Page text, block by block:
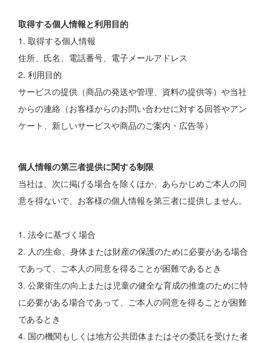
取得する個人情報と利用目的
1. 取得する個人情報
住所、氏名、電話番号、電子メールアドレス
2. 利用目的
サービスの提供（商品の発送や管理、資料の提供等）や当社
からの連絡（お客様からのお問い合わせに対する回答やアン
ケート、新しいサービスや商品のご案内・広告等）
個人情報の第三者提供に関する制限
当社は、次に掲げる場合を除くほか、あらかじめご本人の同
意を得ないで、お客様の個人情報を第三者に提供しません。
1. 法令に基づく場合
2. 人の生命、身体または財産の保護のために必要がある場合
であって、ご本人の同意を得ることが困難であるとき
3. 公衆衛生の向上または児童の健全な育成の推進のために特
に必要がある場合であって、ご本人の同意を得ることが困難
であるとき
4. 国の機関もしくは地方公共団体またはその委託を受けた者